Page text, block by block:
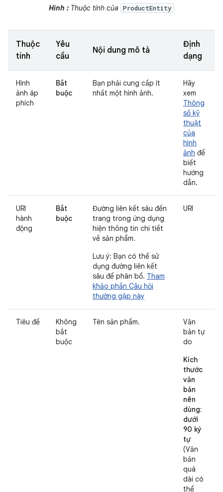
Hình : Thuộc tính của ProductEntity
Thuộc
tính
Yêu
cầu
Nội dung mô tả
Định
dạng
Hình
ảnh áp
phích
Bắt
buộc
Bạn phải cung cấp ít
nhất một hình ảnh.
Hãy
xem
Thông
số kỹ
thuật
của
hình
ảnh để
biết
hướng
dẫn.
URI
hành
động
Bắt
buộc
Đường liên kết sâu đến
trang trong ứng dụng
hiện thông tin chi tiết
về sản phẩm.
Lưu ý: Bạn có thể sử
dụng đường liên kết
sâu để phân bổ. Tham
khảo phần Câu hỏi
thường gặp này
URI
Tiêu đề
Không
bắt
buộc
Tên sản phẩm.
Văn
bản tự
do
Kích
thước
văn
bản
nên
dùng:
dưới
90 ký
tự
(Văn
bản
quá
dài có
thể